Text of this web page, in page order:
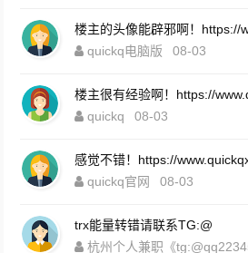
楼主的头像能辟邪啊！https://
quickq电脑版
08-03
楼主很有经验啊！https://
quickq
08-03
感觉不错！https://
quickq官网
08-03
trx能量转错请联系TG:@
杭州个人兼职《